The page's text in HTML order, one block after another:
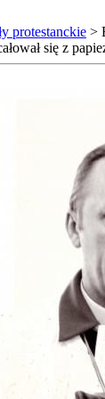
protestanckie >
się z